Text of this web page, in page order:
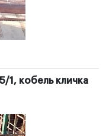
1, кобель кличка